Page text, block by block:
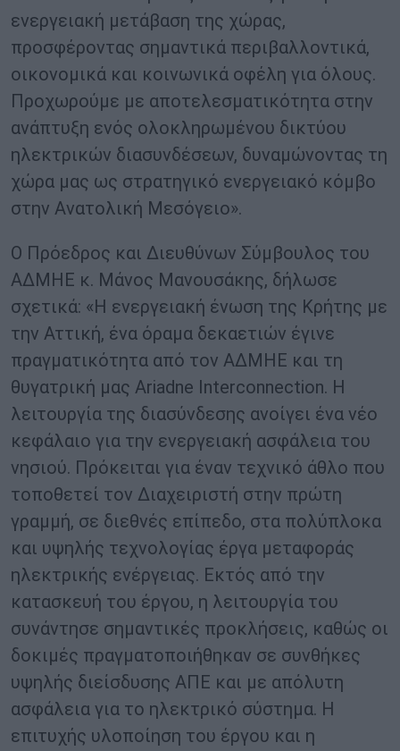
ενεργειακή μετάβαση της χώρας,
προσφέροντας σημαντικά περιβαλλοντικά,
οικονομικά και κοινωνικά οφέλη για όλους.
Προχωρούμε με αποτελεσματικότητα στην
ανάπτυξη ενός ολοκληρωμένου δικτύου
ηλεκτρικών διασυνδέσεων, δυναμώνοντας τη
χώρα μας ως στρατηγικό ενεργειακό κόμβο
στην Ανατολική Μεσόγειο».
Ο Πρόεδρος και Διευθύνων Σύμβουλος του
ΑΔΜΗΕ κ. Μάνος Μανουσάκης, δήλωσε
σχετικά: «Η ενεργειακή ένωση της Κρήτης με
την Αττική, ένα όραμα δεκαετιών έγινε
πραγματικότητα από τον ΑΔΜΗΕ και τη
θυγατρική μας Ariadne Interconnection. Η
λειτουργία της διασύνδεσης ανοίγει ένα νέο
κεφάλαιο για την ενεργειακή ασφάλεια του
νησιού. Πρόκειται για έναν τεχνικό άθλο που
τοποθετεί τον Διαχειριστή στην πρώτη
γραμμή, σε διεθνές επίπεδο, στα πολύπλοκα
και υψηλής τεχνολογίας έργα μεταφοράς
ηλεκτρικής ενέργειας. Εκτός από την
κατασκευή του έργου, η λειτουργία του
συνάντησε σημαντικές προκλήσεις, καθώς οι
δοκιμές πραγματοποιήθηκαν σε συνθήκες
υψηλής διείσδυσης ΑΠΕ και με απόλυτη
ασφάλεια για το ηλεκτρικό σύστημα. Η
επιτυχής υλοποίηση του έργου και η